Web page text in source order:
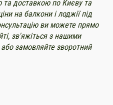
та доставкою по Києву та
на балкони і лоджії під
ви можете прямо
зв'яжіться з нашими
замовляйте зворотний